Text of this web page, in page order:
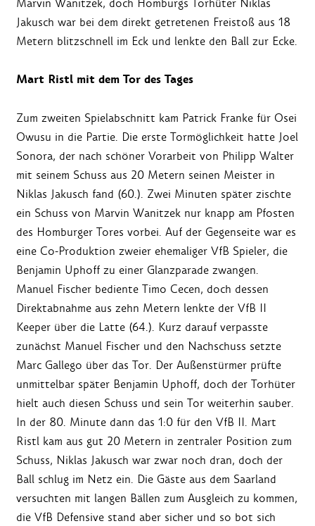
Marvin Wanitzek, doch Homburgs Torhüter Niklas
Jakusch war bei dem direkt getretenen Freistoß aus 18
Metern blitzschnell im Eck und lenkte den Ball zur Ecke.
Mart Ristl mit dem Tor des Tages
Zum zweiten Spielabschnitt kam Patrick Franke für Osei
Owusu in die Partie. Die erste Tormöglichkeit hatte Joel
Sonora, der nach schöner Vorarbeit von Philipp Walter
mit seinem Schuss aus 20 Metern seinen Meister in
Niklas Jakusch fand (60.). Zwei Minuten später zischte
ein Schuss von Marvin Wanitzek nur knapp am Pfosten
des Homburger Tores vorbei. Auf der Gegenseite war es
eine Co-Produktion zweier ehemaliger VfB Spieler, die
Benjamin Uphoff zu einer Glanzparade zwangen.
Manuel Fischer bediente Timo Cecen, doch dessen
Direktabnahme aus zehn Metern lenkte der VfB II
Keeper über die Latte (64.). Kurz darauf verpasste
zunächst Manuel Fischer und den Nachschuss setzte
Marc Gallego über das Tor. Der Außenstürmer prüfte
unmittelbar später Benjamin Uphoff, doch der Torhüter
hielt auch diesen Schuss und sein Tor weiterhin sauber.
In der 80. Minute dann das 1:0 für den VfB II. Mart
Ristl kam aus gut 20 Metern in zentraler Position zum
Schuss, Niklas Jakusch war zwar noch dran, doch der
Ball schlug im Netz ein. Die Gäste aus dem Saarland
versuchten mit langen Bällen zum Ausgleich zu kommen,
die VfB Defensive stand aber sicher und so bot sich